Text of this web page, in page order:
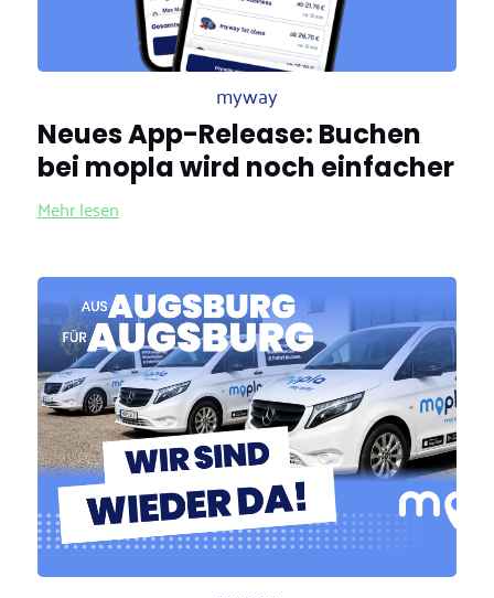
myway
Neues App-Release: Buchen
bei mopla wird noch einfacher
Mehr lesen